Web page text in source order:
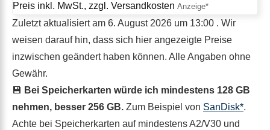
Preis inkl. MwSt., zzgl. Versandkosten
Zuletzt aktualisiert am 6. August 2026 um 13:00 . Wir
weisen darauf hin, dass sich hier angezeigte Preise
inzwischen geändert haben können. Alle Angaben ohne
Gewähr.
💾 Bei Speicherkarten würde ich mindestens 128 GB
nehmen, besser 256 GB. Zum Beispiel von SanDisk*.
Achte bei Speicherkarten auf mindestens A2/V30 und